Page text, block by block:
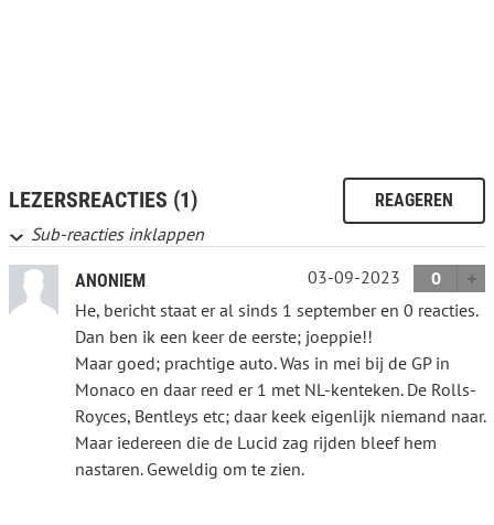
LEZERSREACTIES (1) REAGEREN
Sub-reacties inklappen
ANONIEM 03-09-2023
0
He, bericht staat er al sinds 1 september en 0 reacties.
Dan ben ik een keer de eerste; joeppie!!
Maar goed; prachtige auto. Was in mei bij de GP in
Monaco en daar reed er 1 met NL-kenteken. De Rolls-
Royces, Bentleys etc; daar keek eigenlijk niemand naar.
Maar iedereen die de Lucid zag rijden bleef hem
nastaren. Geweldig om te zien.